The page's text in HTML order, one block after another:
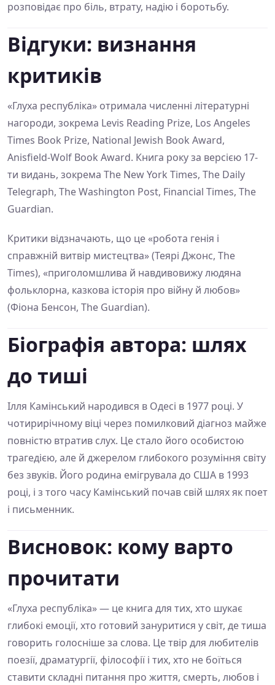
розповідає про біль, втрату, надію і боротьбу.
Відгуки: визнання
критиків
«Глуха республіка» отримала численні літературні
нагороди, зокрема Levis Reading Prize, Los Angeles
Times Book Prize, National Jewish Book Award,
Anisfield-Wolf Book Award. Книга року за версією 17-
ти видань, зокрема The New York Times, The Daily
Telegraph, The Washington Post, Financial Times, The
Guardian.
Критики відзначають, що це «робота генія і
справжній витвір мистецтва» (Теярі Джонс, The
Times), «приголомшлива й навдивовижу людяна
фольклорна, казкова історія про війну й любов»
(Фіона Бенсон, The Guardian).
Біографія автора: шлях
до тиші
Ілля Камінський народився в Одесі в 1977 році. У
чотирирічному віці через помилковий діагноз майже
повністю втратив слух. Це стало його особистою
трагедією, але й джерелом глибокого розуміння світу
без звуків. Його родина емігрувала до США в 1993
році, і з того часу Камінський почав свій шлях як поет
і письменник.
Висновок: кому варто
прочитати
«Глуха республіка» — це книга для тих, хто шукає
глибокі емоції, хто готовий зануритися у світ, де тиша
говорить голосніше за слова. Це твір для любителів
поезії, драматургії, філософії і тих, хто не боїться
ставити складні питання про життя, смерть, любов і